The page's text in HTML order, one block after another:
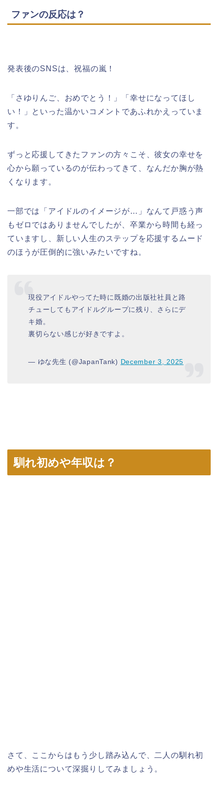
ファンの反応は？
発表後のSNSは、祝福の嵐！
「さゆりんご、おめでとう！」「幸せになってほし
い！」といった温かいコメントであふれかえっていま
す。
ずっと応援してきたファンの方々こそ、彼女の幸せを
心から願っているのが伝わってきて、なんだか胸が熱
くなります。
一部では「アイドルのイメージが…」なんて戸惑う声
もゼロではありませんでしたが、卒業から時間も経っ
ていますし、新しい人生のステップを応援するムード
のほうが圧倒的に強いみたいですね。
現役アイドルやってた時に既婚の出版社社員と路
チューしてもアイドルグループに残り、さらにデ
キ婚。
裏切らない感じが好きですよ。
— ゆな先生 (@JapanTank) December 3, 2025
馴れ初めや年収は？
さて、ここからはもう少し踏み込んで、二人の馴れ初
めや生活について深掘りしてみましょう。